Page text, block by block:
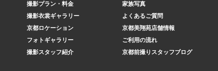
撮影プラン・料金
撮影衣裳ギャラリー
京都ロケーション
フォトギャラリー
撮影スタッフ紹介
家族写真
よくあるご質問
京都美翔苑店舗情報
ご利用の流れ
京都前撮りスタッフブログ